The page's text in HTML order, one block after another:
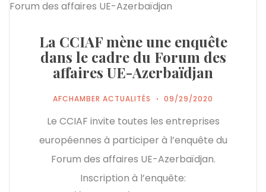
La CCIAF mène une enquête
dans le cadre du Forum des
affaires UE-Azerbaïdjan
AFCHAMBER ACTUALITÉS 09/29/2020
Le CCIAF invite toutes les entreprises
européennes à participer à l’enquête du
Forum des affaires UE-Azerbaïdjan.
Inscription à l’enquête: